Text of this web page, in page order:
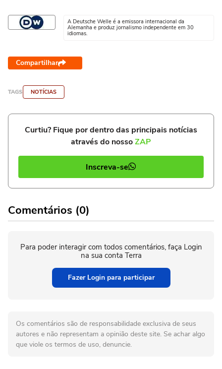
A Deutsche Welle é a emissora internacional da
Alemanha e produz jornalismo independente em 30
idiomas.
Compartilhar
TAGS NOTÍCIAS
Curtiu? Fique por dentro das principais notícias
através do nossoZAP
Inscreva-se
Comentários (0)
Para poder interagir com todos comentários, faça Login
na sua conta Terra
Fazer Login para participar
Os comentários são de responsabilidade exclusiva de seus
autores e não representam a opinião deste site. Se achar algo
que viole os termos de uso, denuncie.